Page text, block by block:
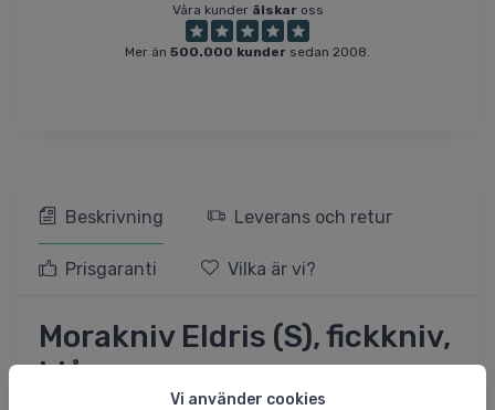
Vi använder cookies
Våra kunder älskaross
Mer än 500.000 kunder sedan 2008.
Beskrivning Leverans och retur
Prisgaranti Vilka är vi?
Morakniv Eldris (S), fickkniv,
blå